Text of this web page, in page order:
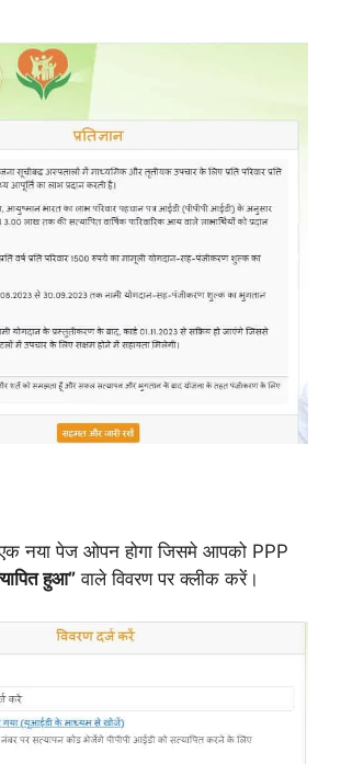
नया पेज ओपन होगा जिसमे आपको PPP
हुआ”वाले विवरण पर क्लीक करें।